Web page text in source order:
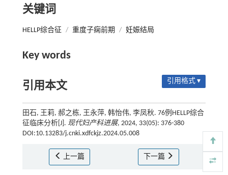
关键词
HELLP综合征 / 重度子痫前期 / 妊娠结局
Key words
引用本文 引用格式 ▾
田石, 王莉, 郝之栋, 王永萍, 韩怡伟, 李凤秋. 76例HELLP综合
征临床分析[J]. 现代妇产科进展, 2024, 33(05): 376-380
DOI:10.13283/j.cnki.xdfckjz.2024.05.008
上一篇 下一篇